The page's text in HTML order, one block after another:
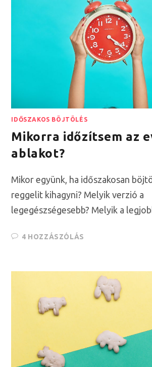
IDŐSZAKOS BÖJTÖLÉS
Mikorra időzítsem az
ablakot?
Mikor együnk, ha időszakosan
reggelit kihagyni? Melyik verzió a
legegészségesebb? Melyik a
4 HOZZÁSZÓLÁS